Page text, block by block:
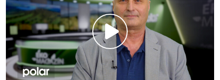
Přehrát
video